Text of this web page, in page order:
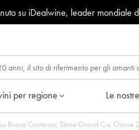
su iDealwine, leader mondiale
per regione Le